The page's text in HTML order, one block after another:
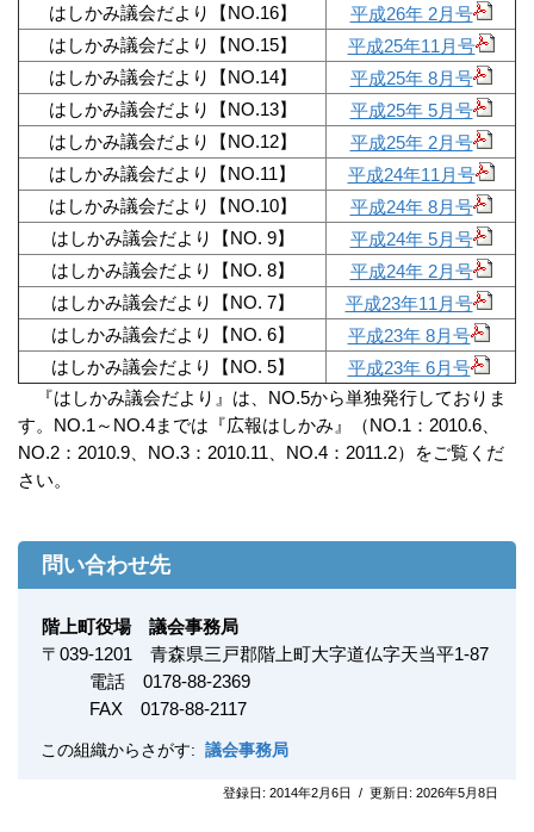
はしかみ議会だより【NO.16】
平成26年 2月号
はしかみ議会だより【NO.15】
平成25年11月号
はしかみ議会だより【NO.14】
平成25年 8月号
はしかみ議会だより【NO.13】
平成25年 5月号
はしかみ議会だより【NO.12】
平成25年 2月号
はしかみ議会だより【NO.11】
平成24年11月号
はしかみ議会だより【NO.10】
平成24年 8月号
はしかみ議会だより【NO. 9】
平成24年 5月号
はしかみ議会だより【NO. 8】
平成24年 2月号
はしかみ議会だより【NO. 7】
平成23年11月号
はしかみ議会だより【NO. 6】
平成23年 8月号
はしかみ議会だより【NO. 5】
平成23年 6月号
『はしかみ議会だより』は、NO.5から単独発行しておりま
す。NO.1～NO.4までは『広報はしかみ』（NO.1：2010.6、
NO.2：2010.9、NO.3：2010.11、NO.4：2011.2）をご覧くだ
さい。
問い合わせ先
階上町役場 議会事務局
〒 039-1201
青森県三戸郡階上町大字道仏字天当平1-87
電話 0178-88-2369
FAX 0178-88-2117
この組織からさがす: 議会事務局
登録日: 2014年2月6日 / 更新日: 2026年5月8日